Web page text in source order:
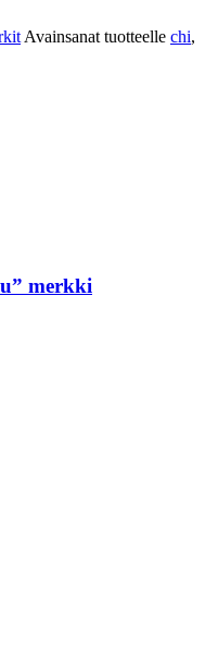
Avainsanat tuotteelle chi,
merkki